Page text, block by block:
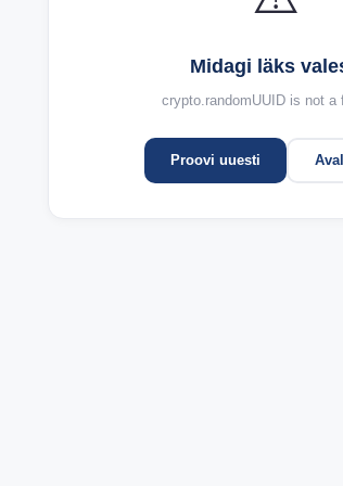
Midagi läks
crypto.randomUUID is not a
Proovi uuesti